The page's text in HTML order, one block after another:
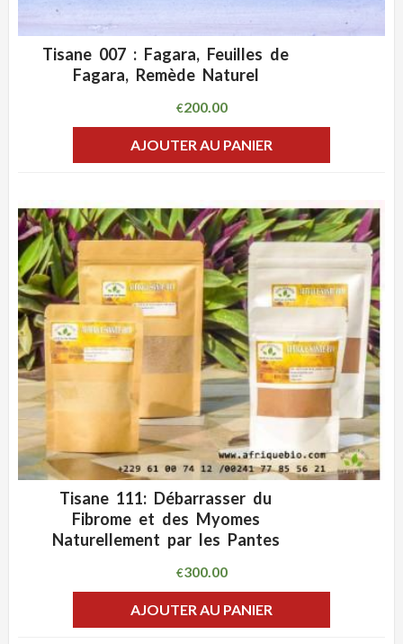
ADD WISHLIST
Tisane 007 : Fagara, Feuilles de
Fagara, Remède Naturel
€200.00
AJOUTER AU PANIER
ADD WISHLIST
Tisane 111: Débarrasser du
Fibrome et des Myomes
Naturellement par les Pantes
€300.00
AJOUTER AU PANIER